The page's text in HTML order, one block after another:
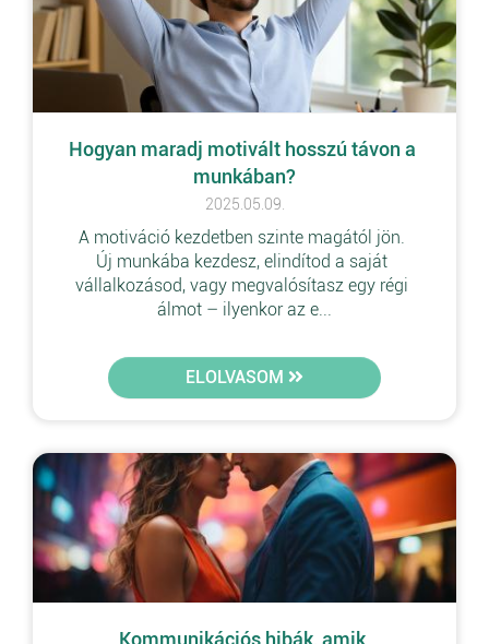
Hogyan maradj motivált hosszú távon a
munkában?
2025.05.09.
A motiváció kezdetben szinte magától jön.
Új munkába kezdesz, elindítod a saját
vállalkozásod, vagy megvalósítasz egy régi
álmot – ilyenkor az e...
ELOLVASOM
Kommunikációs hibák, amik